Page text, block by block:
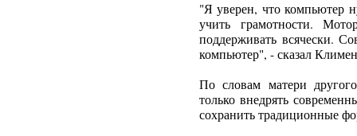
"Я уверен, что компьютер
учить грамотности.
поддерживать всячески.
компьютер", - сказал
По словам матери
только внедрять
сохранить традиционные